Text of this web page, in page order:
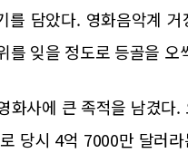
담았다. 영화음악계 거
를 잊을 정도로 등골을 오
사에 큰 족적을 남겼다.
당시 4억 7000만 달러